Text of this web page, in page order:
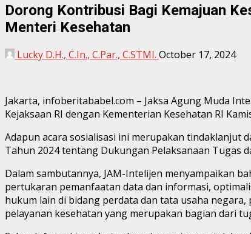
Dorong Kontribusi Bagi Kemajuan
Menteri Kesehatan
Lucky D.H., C.In., C.Par., C.STMI. October 17, 2024
Jakarta, infoberitababel.com – Jaksa Agung Muda
Kejaksaan RI dengan Kementerian Kesehatan RI
Adapun acara sosialisasi ini merupakan tindaklanjut
Tahun 2024 tentang Dukungan Pelaksanaan Tugas
Dalam sambutannya, JAM-Intelijen menyampaikan
pertukaran pemanfaatan data dan informasi,
hukum lain di bidang perdata dan tata usaha
pelayanan kesehatan yang merupakan bagian dari